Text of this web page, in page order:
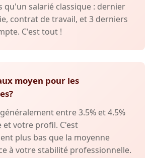
qu'un salarié classique : dernier
contrat de travail, et 3 derniers
C'est tout !
moyen pour les
entre 3.5% et 4.5%
et votre profil. C'est
plus bas que la moyenne
à votre stabilité professionnelle.